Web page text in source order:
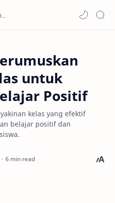
untuk
Positif
kelas yang efektif
belajar positif dan
6 min read